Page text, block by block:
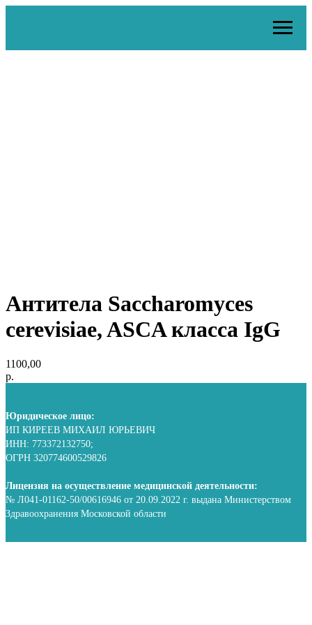
Антитела Sacchаromyces
cerevisiae, ASCA класса IgG
1100,00
р.
Юридическое лицо:
ИП КИРЕЕВ МИХАИЛ ЮРЬЕВИЧ
ИНН: 773372132750;
ОГРН 320774600529826
Лицензия на осуществление медицинской деятельности:
№ Л041-01162-50/00616946 от 20.09.2022 г. выдана Министерством
Здравоохранения Московской области